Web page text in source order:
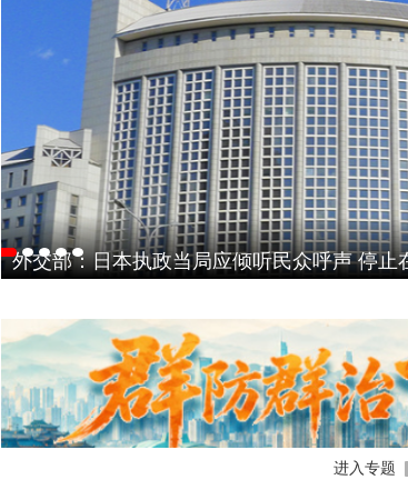
国防部：中国军队坚决反制任何闹海挑衅图
进入专题